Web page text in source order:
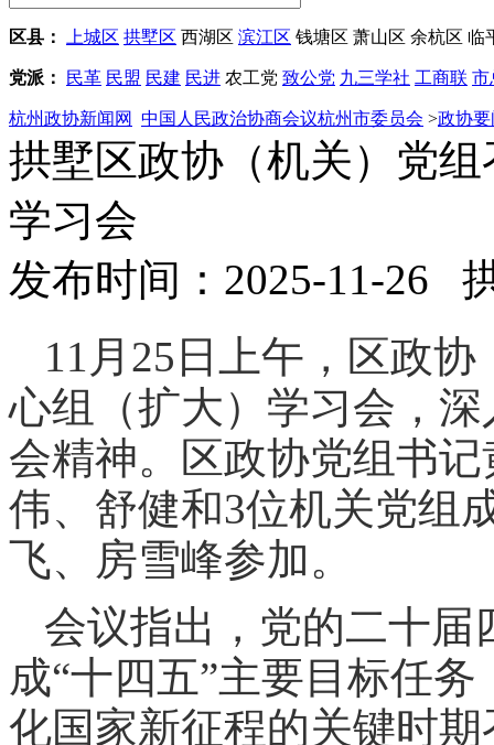
区县： 上城区 拱墅区 西湖区 滨江区 钱塘区 萧山区 余杭区 临
党派： 民革 民盟 民建 民进 农工党 致公党 九三学社 工商联 市
杭州政协新闻网 中国人民政治协商会议杭州市委员会 >政协要
拱墅区政协（机关）党
学习会
发布时间：2025-11-26
11月25日上午，区政
心组（扩大）学习会，
会精神。区政协党组书
伟、舒健和3位机关党组
飞、房雪峰参加。
会议指出，党的二十届
成“十四五”主要目标任
化国家新征程的关键时